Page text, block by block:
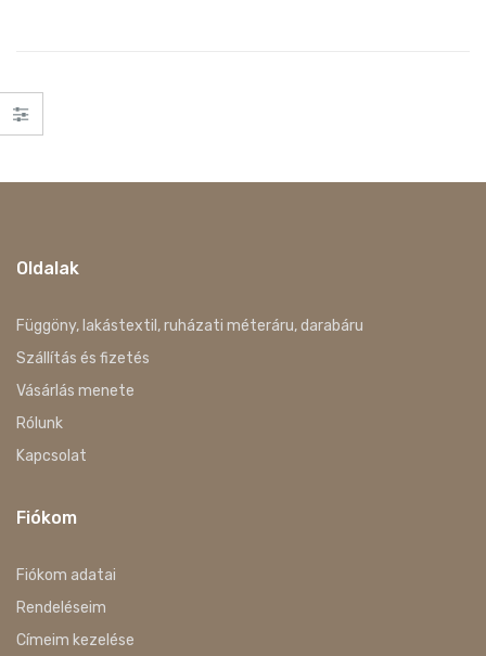
Oldalak
Függöny, lakástextil, ruházati méteráru, darabáru
Szállítás és fizetés
Vásárlás menete
Rólunk
Kapcsolat
Fiókom
Fiókom adatai
Rendeléseim
Címeim kezelése